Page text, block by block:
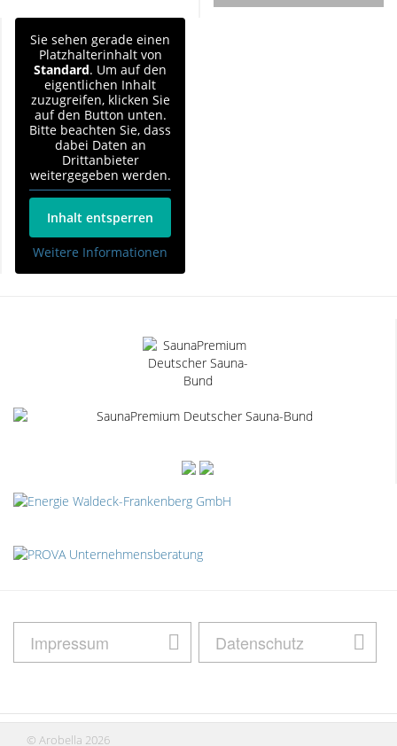
Sie sehen gerade einen
Platzhalterinhalt von
Standard. Um auf den
eigentlichen Inhalt
zuzugreifen, klicken Sie
auf den Button unten.
Bitte beachten Sie, dass
dabei Daten an
Drittanbieter
weitergegeben werden.
Inhalt entsperren
Weitere Informationen
Impressum Datenschutz
© Arobella 2026